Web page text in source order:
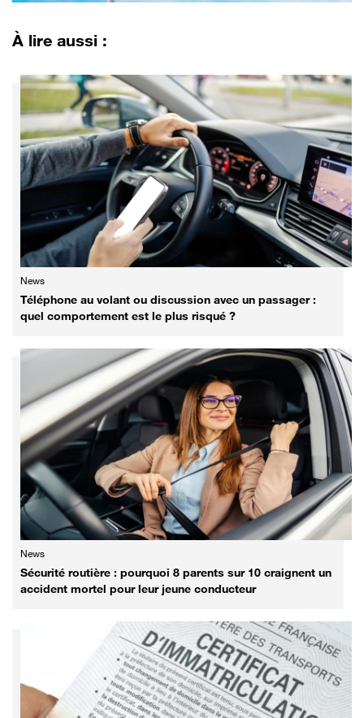
À lire aussi :
News
Téléphone au volant ou discussion avec un passager :
quel comportement est le plus risqué ?
News
Sécurité routière : pourquoi 8 parents sur 10 craignent un
accident mortel pour leur jeune conducteur